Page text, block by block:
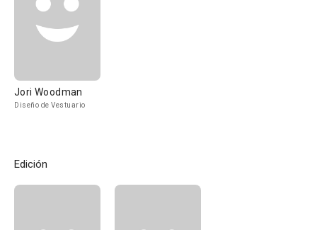
Jori Woodman
Diseño de Vestuario
Edición